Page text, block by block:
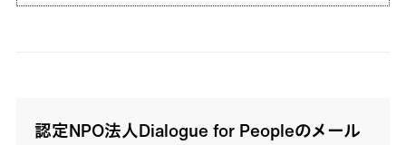
認定NPO法人Dialogue for Peopleのメール